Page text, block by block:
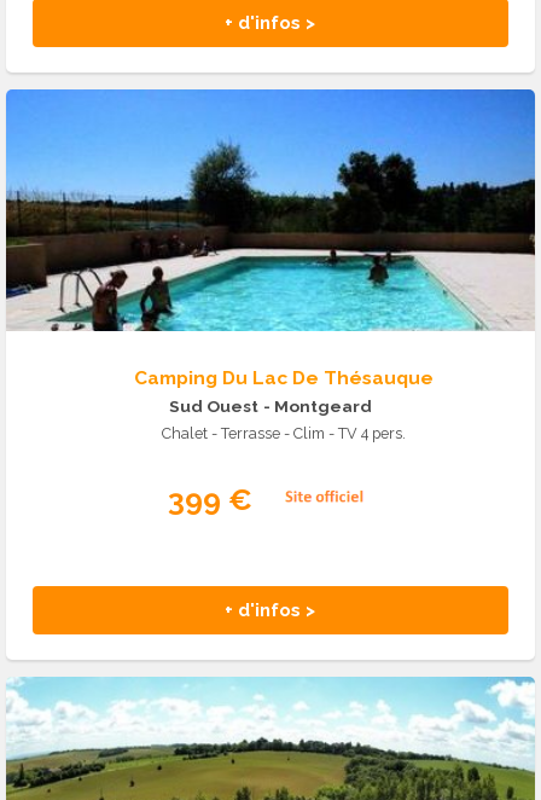
+ d'infos >
Camping Du Lac De Thésauque
Sud Ouest - Montgeard
Chalet - Terrasse - Clim - TV 4 pers.
399 €
+ d'infos >